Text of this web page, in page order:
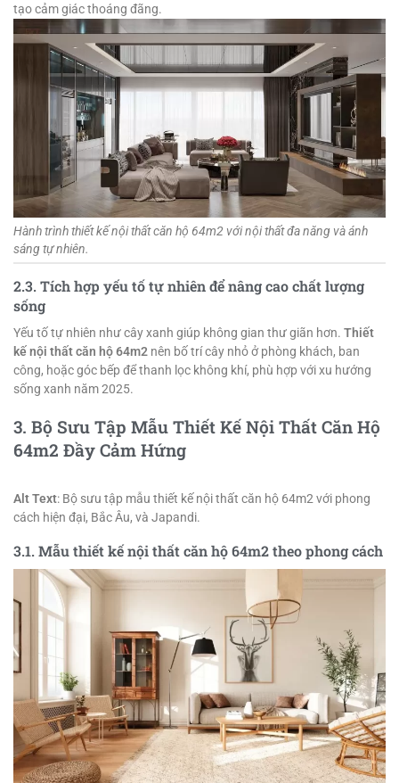
tạo cảm giác thoáng đãng.
Hành trình thiết kế nội thất căn hộ 64m2 với nội thất đa năng và ánh
sáng tự nhiên.
2.3. Tích hợp yếu tố tự nhiên để nâng cao chất lượng
sống
Yếu tố tự nhiên như cây xanh giúp không gian thư giãn hơn. Thiết
kế nội thất căn hộ 64m2 nên bố trí cây nhỏ ở phòng khách, ban
công, hoặc góc bếp để thanh lọc không khí, phù hợp với xu hướng
sống xanh năm 2025.
3. Bộ Sưu Tập Mẫu Thiết Kế Nội Thất Căn Hộ
64m2 Đầy Cảm Hứng
Alt Text: Bộ sưu tập mẫu thiết kế nội thất căn hộ 64m2 với phong
cách hiện đại, Bắc Âu, và Japandi.
3.1. Mẫu thiết kế nội thất căn hộ 64m2 theo phong cách